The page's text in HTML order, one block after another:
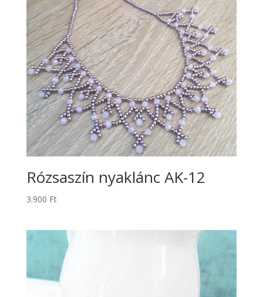
Rózsaszín nyaklánc AK-12
3.900 Ft